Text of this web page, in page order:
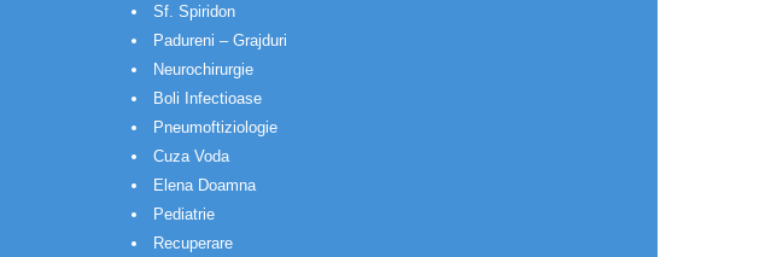
Sf. Spiridon
Padureni – Grajduri
Neurochirurgie
Boli Infectioase
Pneumoftiziologie
Cuza Voda
Elena Doamna
Pediatrie
Recuperare